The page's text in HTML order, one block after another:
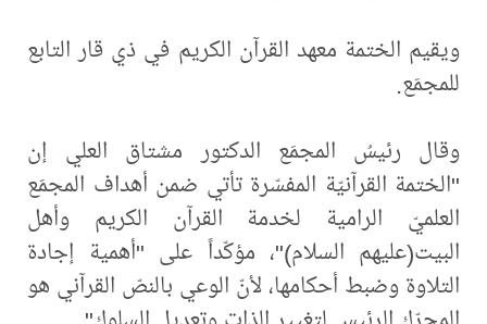
ويقيم الختمة معهد القرآن الكريم في ذي قار التابع
للمجمَع.
وقال رئيسُ المجمَع الدكتور مشتاق العلي إن
"الختمة القرآنيّة المفسّرة تأتي ضمن أهداف المجمَع
العلميّ الرامية لخدمة القرآن الكريم وأهل
البيت(عليهم السلام)"، مؤكّداً على "أهمية إجادة
التلاوة وضبط أحكامها، لأنّ الوعي بالنصّ القرآني هو